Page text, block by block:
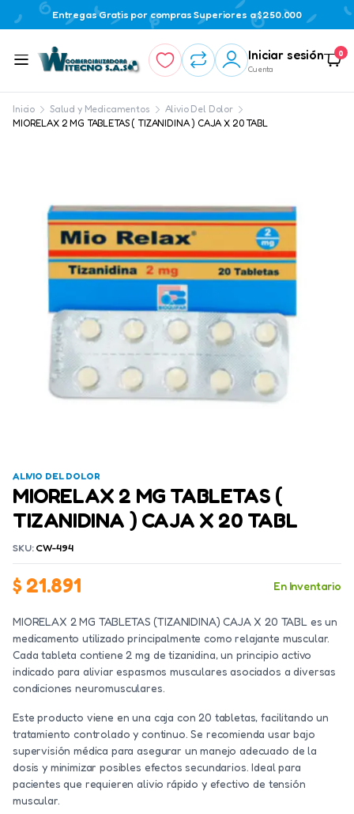
Entregas Gratis por compras Superiores a $250.000
Iniciar sesión
Cuenta
0
Inicio Salud y Medicamentos
Alivio Del Dolor
MIORELAX 2 MG TABLETAS ( TIZANIDINA ) CAJA X 20 TABL
ALIVIO DEL DOLOR
MIORELAX 2 MG TABLETAS (
TIZANIDINA ) CAJA X 20 TABL
SKU: CW-494
$21.891 En Inventario
MIORELAX 2 MG TABLETAS (TIZANIDINA) CAJA X 20 TABL es un
medicamento utilizado principalmente como relajante muscular.
Cada tableta contiene 2 mg de tizanidina, un principio activo
indicado para aliviar espasmos musculares asociados a diversas
condiciones neuromusculares.
Este producto viene en una caja con 20 tabletas, facilitando un
tratamiento controlado y continuo. Se recomienda usar bajo
supervisión médica para asegurar un manejo adecuado de la
dosis y minimizar posibles efectos secundarios. Ideal para
pacientes que requieren alivio rápido y efectivo de tensión
muscular.